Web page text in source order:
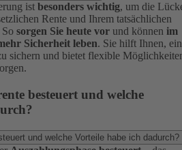
ist besonders wichtig, um die
Rente und Ihrem tatsächlichen
So sorgen Sie heute vor und können im
Sicherheit leben. Sie hilft Ihnen, ein
sichern und bietet flexible
besteuert und welche
und welche Vorteile habe ich dadurch?